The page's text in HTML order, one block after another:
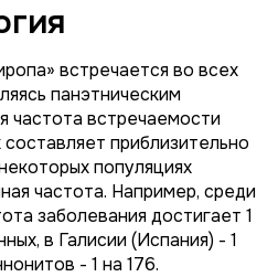
встречается во всех
панэтническим
частота встречаемости
приблизительно
популяциях
частота. Например, среди
заболевания достигает 1
в Галисии (Испания) - 1
- 1 на 176.